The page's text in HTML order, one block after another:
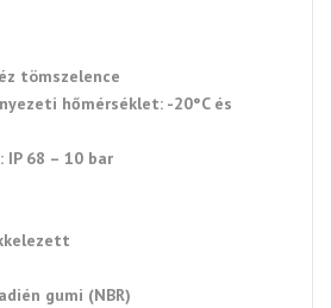
tömszelence
hőmérséklet: -20°C és
68 – 10 bar
gumi (NBR)